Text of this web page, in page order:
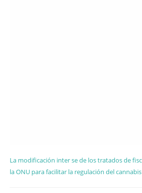
La modificación inter se de los tratados de
la ONU para facilitar la regulación del cannabis